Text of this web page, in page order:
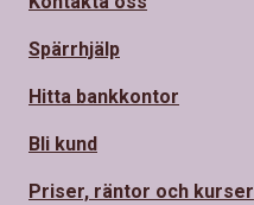
Spärrhjälp
Hitta bankkontor
Bli kund
Priser, räntor och kurser